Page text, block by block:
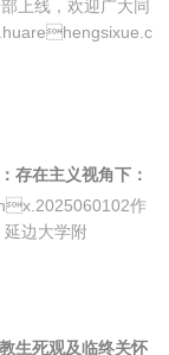
上线，欢迎广大同
存在主义视角下：
作
延边大学附
生死观及临终关怀